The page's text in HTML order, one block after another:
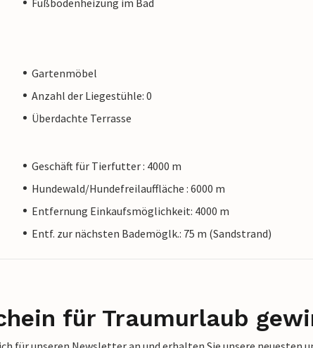
Gartenmöbel
Anzahl der Liegestühle: 0
Überdachte Terrasse
Geschäft für Tierfutter : 4000 m
Hundewald/Hundefreilauffläche : 6000 m
Entfernung Einkaufsmöglichkeit: 4000 m
Entf. zur nächsten Bademöglk.: 75 m (Sandstrand)
für Traumurlaub